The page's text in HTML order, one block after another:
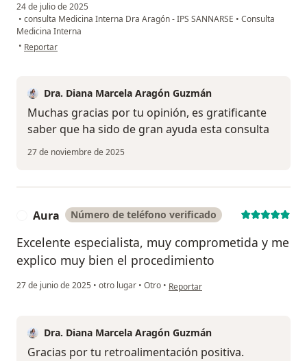
24 de julio de 2025
• consulta Medicina Interna Dra Aragón - IPS SANNARSE • Consulta
Medicina Interna
• en opinión del usuario MARCELA E
Reportar
Dra. Diana Marcela Aragón Guzmán
Muchas gracias por tu opinión, es gratificante
saber que ha sido de gran ayuda esta consulta
27 de noviembre de 2025
Aura Número de teléfono verificado
Excelente especialista, muy comprometida y me
explico muy bien el procedimiento
27 de junio de 2025 • otro lugar • Otro • en opinión del usuario Aura
Reportar
Dra. Diana Marcela Aragón Guzmán
Gracias por tu retroalimentación positiva.